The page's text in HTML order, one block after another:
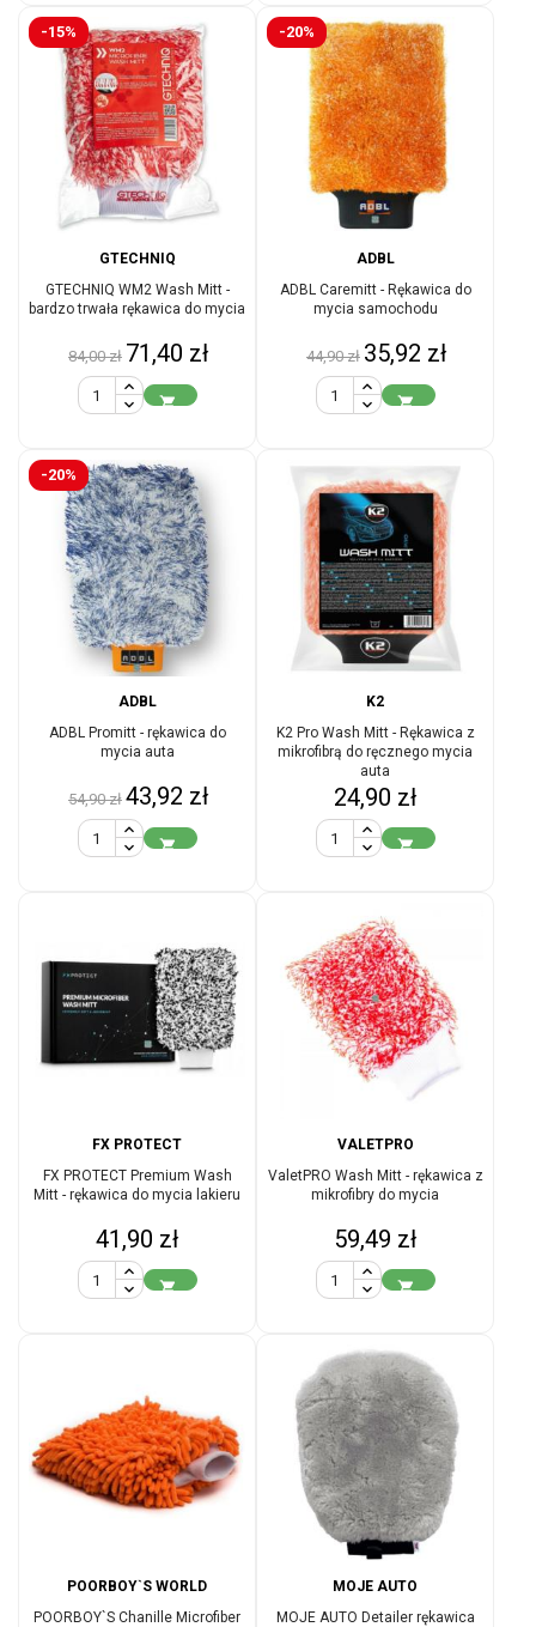
-15%
GTECHNIQ
GTECHNIQ WM2 Wash Mitt -
bardzo trwała rękawica do mycia
Cena
podstawowa
84,00 zł Cena
71,40 zł

-20%
ADBL
ADBL Caremitt - Rękawica do
mycia samochodu
Cena
podstawowa
44,90 zł Cena
35,92 zł

-20%
ADBL
ADBL Promitt - rękawica do
mycia auta
Cena
podstawowa
54,90 zł Cena
43,92 zł

K2
K2 Pro Wash Mitt - Rękawica z
mikrofibrą do ręcznego mycia
auta
Cena
24,90 zł

FX PROTECT
FX PROTECT Premium Wash
Mitt - rękawica do mycia lakieru
Cena
41,90 zł

VALETPRO
ValetPRO Wash Mitt - rękawica z
mikrofibry do mycia
Cena
59,49 zł

POORBOY`S WORLD
POORBOY`S Chanille Microfiber
MOJE AUTO
MOJE AUTO Detailer rękawica